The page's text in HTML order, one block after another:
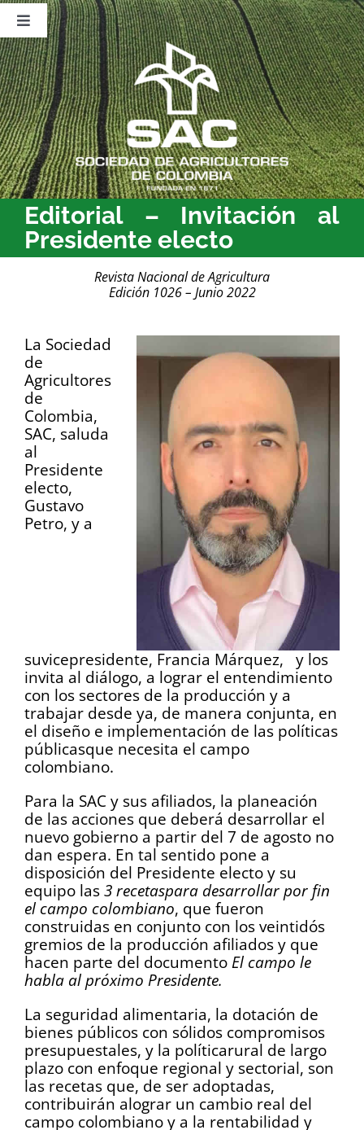
Saltar
contenido
Toggle
Navigation
Nosotros
Publicaciones
Sala de Prensa
Eventos
Editorial – Invitación al
Presidente electo
Revista Nacional de Agricultura
Edición 1026 – Junio 2022
La Sociedad
de
Agricultores
de
Colombia,
SAC, saluda
al
Presidente
electo,
Gustavo
Petro, y a
suvicepresidente, Francia Márquez, y los
invita al diálogo, a lograr el entendimiento
con los sectores de la producción y a
trabajar desde ya, de manera conjunta, en
el diseño e implementación de las políticas
públicasque necesita el campo
colombiano.
Para la SAC y sus afiliados, la planeación
de las acciones que deberá desarrollar el
nuevo gobierno a partir del 7 de agosto no
dan espera. En tal sentido pone a
disposición del Presidente electo y su
equipo las 3 recetaspara desarrollar por fin
el campo colombiano, que fueron
construidas en conjunto con los veintidós
gremios de la producción afiliados y que
hacen parte del documento El campo le
habla al próximo Presidente.
La seguridad alimentaria, la dotación de
bienes públicos con sólidos compromisos
presupuestales, y la políticarural de largo
plazo con enfoque regional y sectorial, son
las recetas que, de ser adoptadas,
contribuirán alograr un cambio real del
campo colombiano y a la rentabilidad y